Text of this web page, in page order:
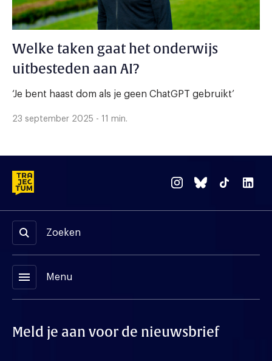
Welke taken gaat het onderwijs
uitbesteden aan AI?
‘Je bent haast dom als je geen ChatGPT gebruikt’
23 september 2025 - 11 min.
Zoeken
menu Menu
Meld je aan voor de nieuwsbrief